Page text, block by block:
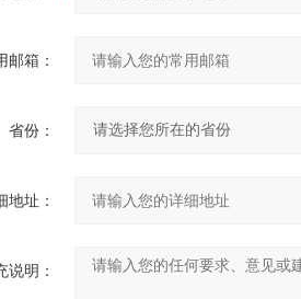
邮箱：
省份：
地址：
说明：